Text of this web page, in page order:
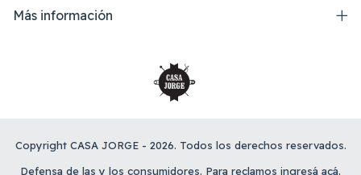
Más información
Copyright CASA JORGE - 2026. Todos los derechos reservados.
Defensa de las y los consumidores. Para reclamos ingresá acá.